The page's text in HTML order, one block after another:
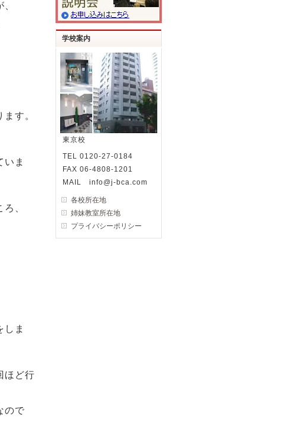
す。
いま
、
しま
ほど行
ので
学校案内
東京校
TEL 0120-27-0184
FAX 06-4808-1201
MAIL info@j-bca.com
各校所在地
姉妹教室所在地
プライバシーポリシー